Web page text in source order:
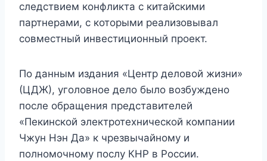
следствием конфликта с китайскими
партнерами, с которыми реализовывал
совместный инвестиционный проект.
По данным издания «Центр деловой жизни»
(ЦДЖ), уголовное дело было возбуждено
после обращения представителей
«Пекинской электротехнической компании
Чжун Нэн Да» к чрезвычайному и
полномочному послу КНР в России.